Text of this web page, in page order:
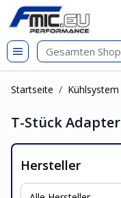
Zum Inhalt springen
git s
Startseite / Kühlsystem
T-Stück Adapter
Hersteller